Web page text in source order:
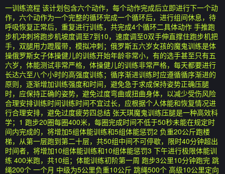
一训练流程 该计划包含六个动作，每个动作完成后立即进行下一个动
作，六个动作为一个完整的循环完成一个循环后，进行组间休息，待
呼吸恢复正常后，重复进行训练，共完成4个循环二具体动作 手推跑
步机冲刺将跑步机坡度调至7到10，速度调至0双手伸直撑住跑步机把
手，双腿用力蹬履带，模拟冲刺；俄罗斯五六岁女孩的魔鬼训练是体
操俄罗斯女子体操健儿的训练开始年龄非常小，有的选手甚至只有五
六岁，体能测试非常严格，体操健儿的训练非常严格，每天都要进行
长达六至八个小时的高强度训练；循序渐进训练时应遵循循序渐进的
原则，逐渐增加训练强度和时间，避免急于求成保持姿势正确压腿
时，应保持正确的姿势，避免过度弯曲或扭曲身体，以减少受伤风险
合理安排训练时间训练时间不宜过长，应根据个人体能和恢复情况进
行合理安排，避免过度疲劳四总结 张天琪魔鬼训练压腿是一种高效科
学；1 跑步20圈每圈400米，每圈完成时间不低于50秒未能在规定时
间内完成的，将增加5组体能训练和5组体能惩罚2 负重20公斤跑楼
梯，从第一层跑到第二十层，共50组中间不可停歇，限时40分钟超出
时间者，将增加10组体能训练和10组体能惩罚3 下午进行极限体能训
练 400米跑，共10组；体能训练初阶第一周 跑步3公里10分钟跑完 跳
绳200个 一个月 中级为5公里负重10公斤 跳绳500个 高级10公里定向